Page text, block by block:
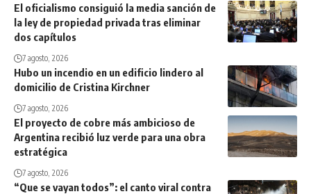
El oficialismo consiguió la media sanción de
la ley de propiedad privada tras eliminar
dos capítulos
7 agosto, 2026
Hubo un incendio en un edificio lindero al
domicilio de Cristina Kirchner
7 agosto, 2026
El proyecto de cobre más ambicioso de
Argentina recibió luz verde para una obra
estratégica
7 agosto, 2026
“Que se vayan todos”: el canto viral contra